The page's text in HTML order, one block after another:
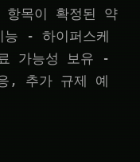
목이 확정된 약
- 하이퍼스케
가능성 보유 -
, 추가 규제 예